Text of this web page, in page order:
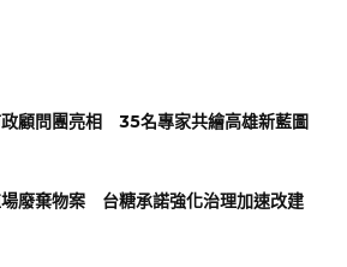
顧問團亮相 35名專家共繪高雄新藍圖
廢棄物案 台糖承諾強化治理加速改建